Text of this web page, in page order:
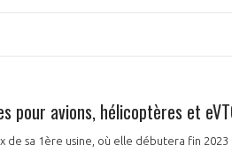
pour avions, hélicoptères et
de sa 1ère usine, où elle débutera fin